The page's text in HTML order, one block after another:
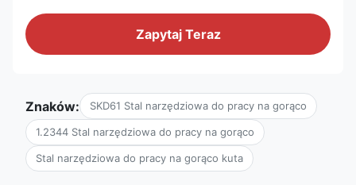
Zapytaj Teraz
Znaków: SKD61 Stal narzędziowa do pracy na gorąco
1.2344 Stal narzędziowa do pracy na gorąco
Stal narzędziowa do pracy na gorąco kuta